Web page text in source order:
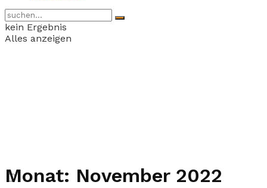
kein Ergebnis
Alles anzeigen
Monat: November 2022